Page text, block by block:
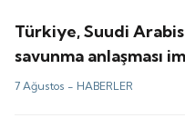
Türkiye, Suudi
savunma anlaşması
7 Ağustos - HABERLER